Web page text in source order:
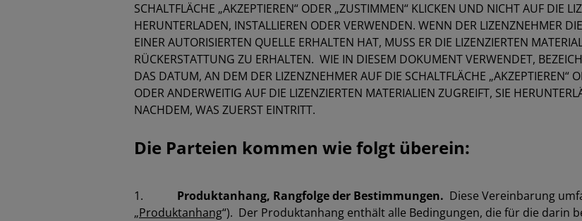
SCHALTFLÄCHE „AKZEPTIEREN“ ODER „ZUSTIMMEN“ KLICKEN UND NICHT AUF DIE
HERUNTERLADEN, INSTALLIEREN ODER VERWENDEN. WENN DER LIZENZNEHMER
EINER AUTORISIERTEN QUELLE ERHALTEN HAT, MUSS ER DIE LIZENZIERTEN
RÜCKERSTATTUNG ZU ERHALTEN. WIE IN DIESEM DOKUMENT VERWENDET,
DAS DATUM, AN DEM DER LIZENZNEHMER AUF DIE SCHALTFLÄCHE „AKZEPTIEREN“
ODER ANDERWEITIG AUF DIE LIZENZIERTEN MATERIALIEN ZUGREIFT, SIE
NACHDEM, WAS ZUERST EINTRITT.
Die Parteien kommen wie folgt überein:
1. Produktanhang, Rangfolge der Bestimmungen. Diese Vereinbarung
„Produktanhang“). Der Produktanhang enthält alle Bedingungen, die für die darin